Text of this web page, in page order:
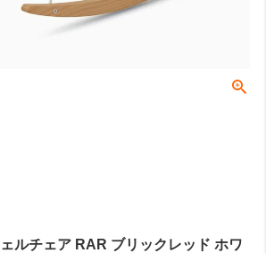
ルチェア RAR ブリックレッド ホワ